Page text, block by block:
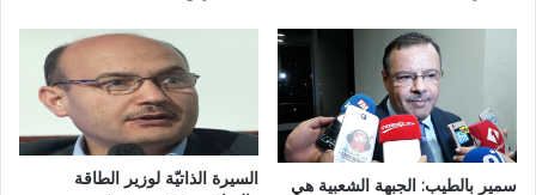
سمير بالطيب: الجبهة الشعبية هي
السيرة الذاتيّة لوزير الطاقة